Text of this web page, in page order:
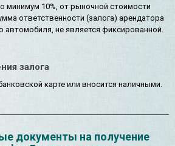
минимум 10%, от рыночной стоимости
ответственности (залога) арендатора
автомобиля, не является фиксированной.
залога
карте или вносится наличными.
документы на получение